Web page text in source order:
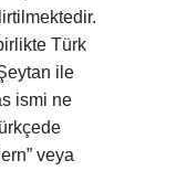
Türk
ile
ismi ne
veya